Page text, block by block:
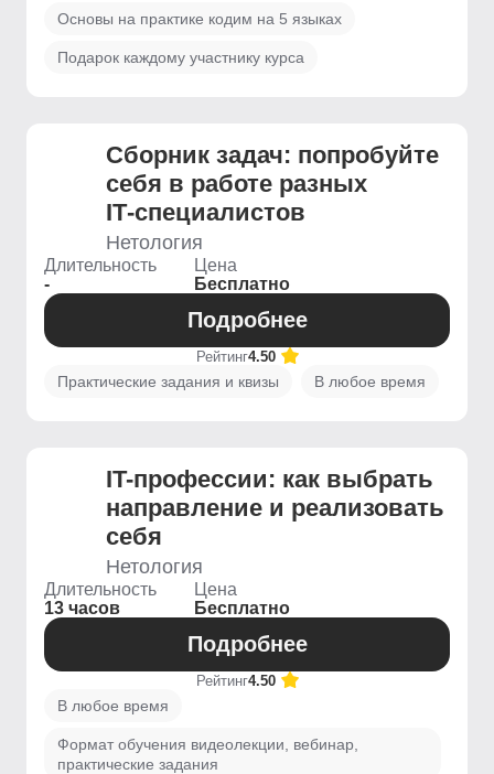
Основы на практике кодим на 5 языках
Подарок каждому участнику курса
Сборник задач: попробуйте
себя в работе разных
IT‑специалистов
Нетология
Длительность
-
Цена
Бесплатно
Подробнее
Рейтинг4.50
Практические задания и квизы В любое время
IT-профессии: как выбрать
направление и реализовать
себя
Нетология
Длительность
13 часов
Цена
Бесплатно
Подробнее
Рейтинг4.50
В любое время
Формат обучения видеолекции, вебинар,
практические задания